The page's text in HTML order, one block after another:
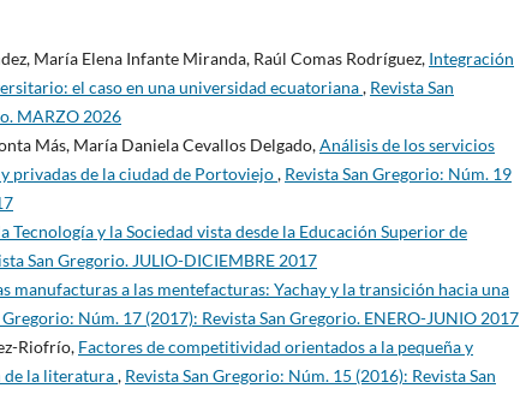
María Elena Infante Miranda, Raúl Comas Rodríguez, Integración
el caso en una universidad ecuatoriana, Revista San
MARZO 2026
Más, María Daniela Cevallos Delgado,Análisis de los servicios
privadas de la ciudad de Portoviejo, Revista San Gregorio: Núm. 19
Tecnología y la Sociedad vista desde la Educación Superior de
San Gregorio. JULIO-DICIEMBRE 2017
manufacturas a las mentefacturas: Yachay y la transición hacia una
Gregorio: Núm. 17 (2017): Revista San Gregorio. ENERO-JUNIO 2017
Riofrío, Factores de competitividad orientados a la pequeña y
de la literatura, Revista San Gregorio: Núm. 15 (2016): Revista San